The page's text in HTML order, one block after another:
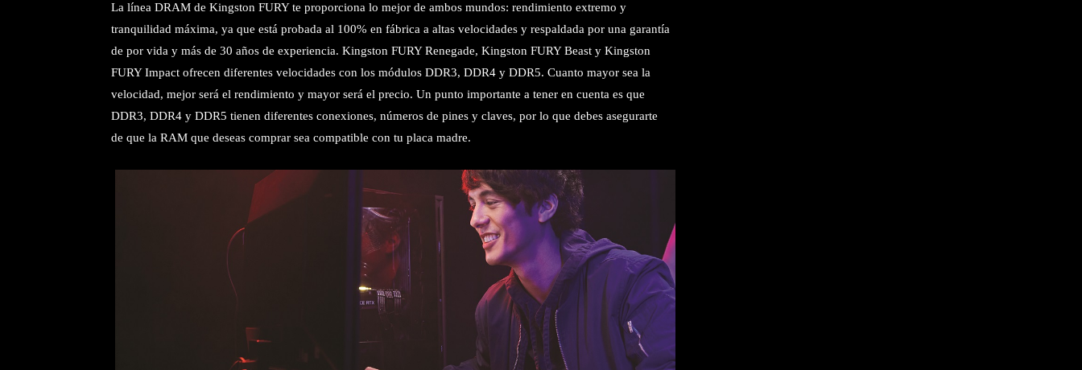
La línea DRAM de Kingston FURY te proporciona lo mejor de ambos mundos: rendimiento extremo y
tranquilidad máxima, ya que está probada al 100% en fábrica a altas velocidades y respaldada por una garantía
de por vida y más de 30 años de experiencia. Kingston FURY Renegade, Kingston FURY Beast y Kingston
FURY Impact ofrecen diferentes velocidades con los módulos DDR3, DDR4 y DDR5. Cuanto mayor sea la
velocidad, mejor será el rendimiento y mayor será el precio. Un punto importante a tener en cuenta es que
DDR3, DDR4 y DDR5 tienen diferentes conexiones, números de pines y claves, por lo que debes asegurarte
de que la RAM que deseas comprar sea compatible con tu placa madre.